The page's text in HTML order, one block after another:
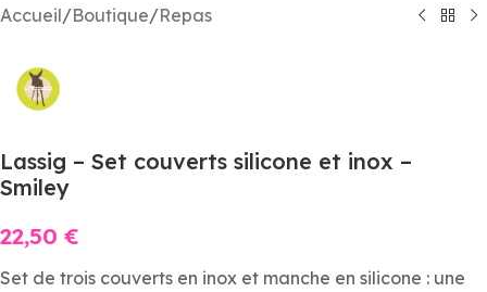
Accueil/Boutique/Repas
Lassig – Set couverts silicone et inox –
Smiley
22,50 €
Set de trois couverts en inox et manche en silicone : une